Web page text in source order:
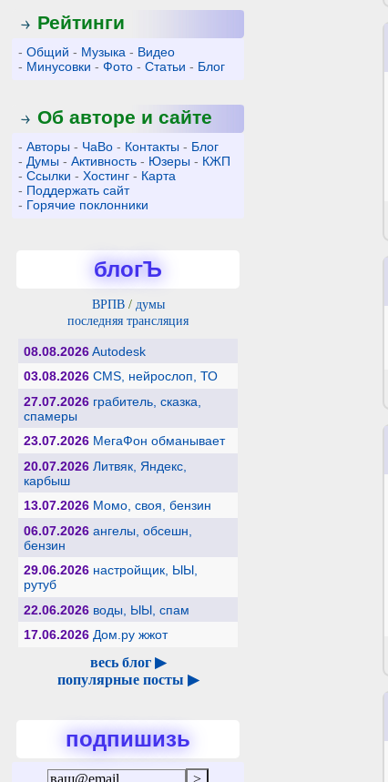
Рейтинги
-Общий - Музыка - Видео
- Минусовки -Фото -Статьи - Блог
Об авторе и сайте
-Авторы - ЧаВо - Контакты - Блог
- Думы -Активность - Юзеры - КЖП
-Ссылки -Хостинг - Карта
- Поддержать сайт
- Горячие поклонники
блогЪ
ВРПВ/ думы
последняя трансляция
08.08.2026Autodesk
03.08.2026 CMS, нейрослоп, ТО
27.07.2026 грабитель, сказка,
спамеры
23.07.2026 МегаФон обманывает
20.07.2026 Литвяк, Яндекс,
карбыш
13.07.2026 Момо, своя, бензин
06.07.2026 ангелы, обсешн,
бензин
29.06.2026 настройщик, ЫЫ,
рутуб
22.06.2026 воды, ЫЫ, спам
17.06.2026 Дом.ру жжот
весь блог ▶
популярные посты ▶
подпишизь